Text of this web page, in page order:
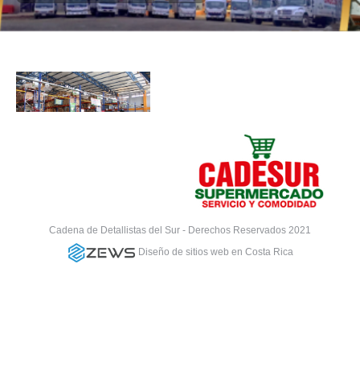
Cadena de Detallistas del Sur - Derechos Reservados 2021
Diseño de sitios web en Costa Rica